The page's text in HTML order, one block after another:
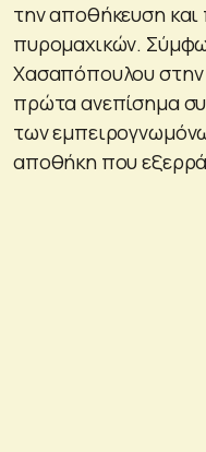
την αποθήκευση
πυρομαχικών.
Χασαπόπουλου
πρώτα ανεπίσημα
των
αποθήκη που